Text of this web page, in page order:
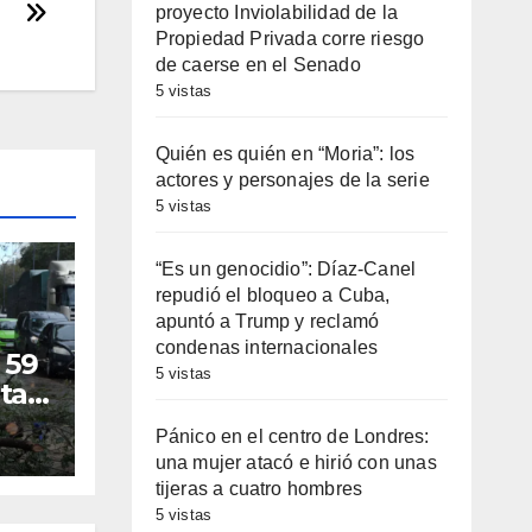
proyecto Inviolabilidad de la
Propiedad Privada corre riesgo
de caerse en el Senado
5 vistas
Quién es quién en “Moria”: los
actores y personajes de la serie
5 vistas
“Es un genocidio”: Díaz-Canel
repudió el bloqueo a Cuba,
apuntó a Trump y reclamó
condenas internacionales
5 vistas
Pánico en el centro de Londres:
una mujer atacó e hirió con unas
tijeras a cuatro hombres
5 vistas